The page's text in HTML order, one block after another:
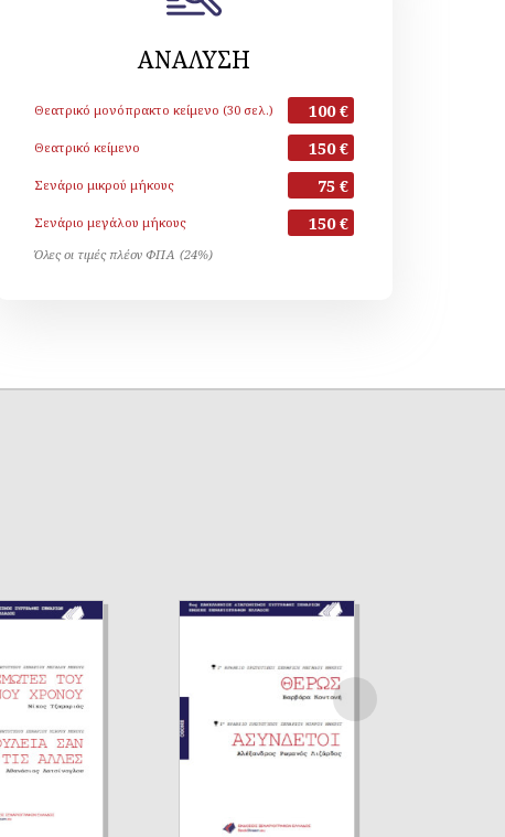
ΑΝΑΛΥΣΗ
Θεατρικό μονόπρακτο κείμενο (30 σελ.) 100 €
Θεατρικό κείμενο 150 €
Σενάριο μικρού μήκους 75 €
Σενάριο μεγάλου μήκους 150 €
Όλες οι τιμές πλέον ΦΠΑ (24%)